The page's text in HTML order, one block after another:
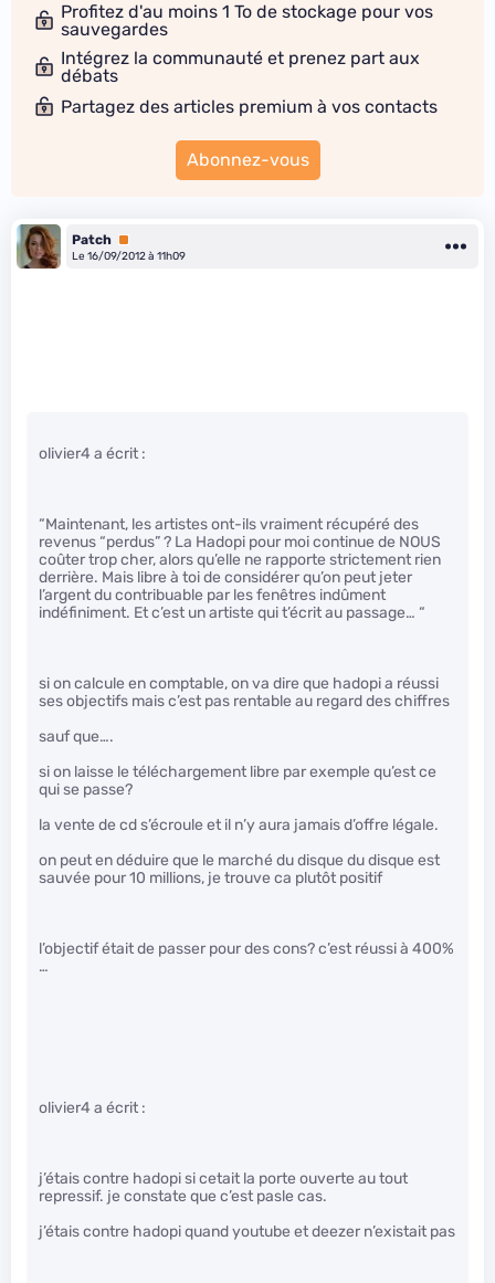
Profitez d'au moins 1 To de stockage pour vos
sauvegardes
Intégrez la communauté et prenez part aux
débats
Partagez des articles premium à vos contacts
Abonnez-vous
Patch Premium
Le 16/09/2012 à 11h09
olivier4 a écrit :
“Maintenant, les artistes ont-ils vraiment récupéré des
revenus “perdus” ? La Hadopi pour moi continue de NOUS
coûter trop cher, alors qu’elle ne rapporte strictement rien
derrière. Mais libre à toi de considérer qu’on peut jeter
l’argent du contribuable par les fenêtres indûment
indéfiniment. Et c’est un artiste qui t’écrit au passage… “
si on calcule en comptable, on va dire que hadopi a réussi
ses objectifs mais c’est pas rentable au regard des chiffres
sauf que….
si on laisse le téléchargement libre par exemple qu’est ce
qui se passe?
la vente de cd s’écroule et il n’y aura jamais d’offre légale.
on peut en déduire que le marché du disque du disque est
sauvée pour 10 millions, je trouve ca plutôt positif
l’objectif était de passer pour des cons? c’est réussi à 400%
…
olivier4 a écrit :
j’étais contre hadopi si cetait la porte ouverte au tout
repressif. je constate que c’est pasle cas.
j’étais contre hadopi quand youtube et deezer n’existait pas